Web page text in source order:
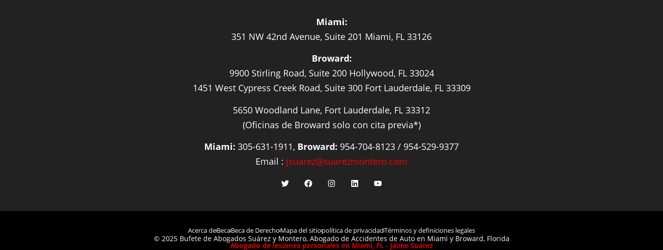
Miami:
351 NW 42nd Avenue, Suite 201 Miami, FL 33126
Broward:
9900 Stirling Road, Suite 200 Hollywood, FL 33024
1451 West Cypress Creek Road, Suite 300 Fort Lauderdale, FL 33309
5650 Woodland Lane, Fort Lauderdale, FL 33312
(Oficinas de Broward solo con cita previa*)
Miami: 305-631-1911, Broward: 954-704-8123 / 954-529-9377
Email : jsuarez@suarezmontero.com
Acerca deBecaBeca de DerechoMapa del sitiopolítica de privacidadTérminos y definiciones legales
© 2025 Bufete de Abogados Suárez y Montero, Abogado de Accidentes de Auto en Miami y Broward, Florida
Abogado de lesiones personales en Miami, FL - Jaime Suárez